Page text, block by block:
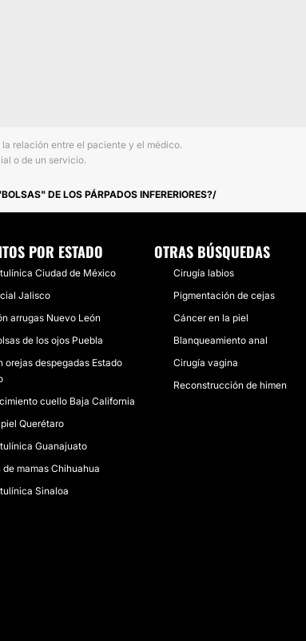
relación entre el paciente y el médico.
o de un servicio.
DE LOS PÁRPADOS INFERERIORES?
POR ESTADO
Ciudad de México
Jalisco
arrugas Nuevo León
de los ojos Puebla
orejas despegadas Estado
cuello Baja California
Querétaro
Guanajuato
de mamas Chihuahua
Sinaloa
OTRAS BÚSQUEDAS
Cirugía labios
Pigmentación de cejas
Cáncer en la piel
Blanqueamiento anal
Cirugía vagina
Reconstrucción de himen